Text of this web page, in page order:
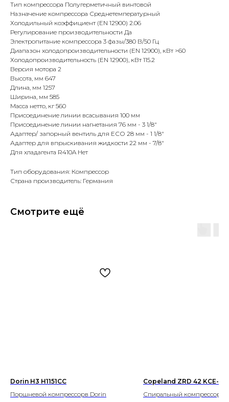
Тип компрессора Полугерметичный винтовой
Назначение компрессора Среднетемпературный
Холодильный коэффициент (EN 12900) 2.06
Регулирование производительности Да
Электропитание компрессора 3 фазы/380 В/50 Гц
Диапазон холодопроизводительности (EN 12900), кВт >60
Холодопроизводительность (EN 12900), кВт 115.2
Версия мотора 2
Высота, мм 647
Длина, мм 1257
Ширина, мм 585
Масса нетто, кг 560
Присоединение линии всасывания 100 мм
Присоединение линии нагнетания 76 мм - 3 1/8"
Адаптер/ запорный вентиль для ЕСО 28 мм - 1 1/8"
Адаптер для впрыскивания жидкости 22 мм - 7/8"
Для хладагента R410A Нет
Тип оборудования: Компрессор
Страна производитель: Германия
Смотрите ещё
Dorin H3 H1151CC
Поршневой компрессорв Dorin
Copeland ZRD 42 KCE-
Спиральный компрессор